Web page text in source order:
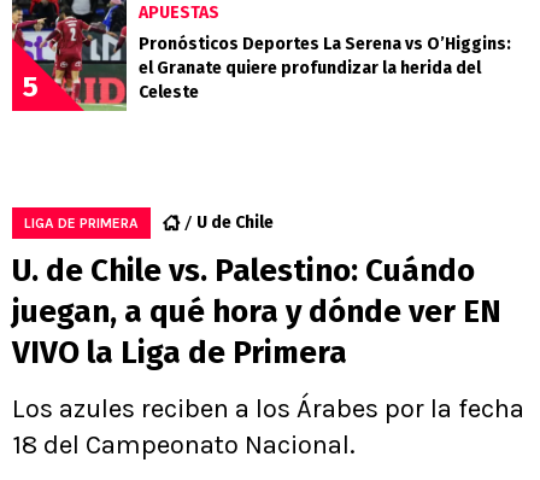
5
APUESTAS
Pronósticos Deportes La Serena vs O’Higgins:
el Granate quiere profundizar la herida del
Celeste
LIGA DE PRIMERA U de Chile
U. de Chile vs. Palestino: Cuándo
juegan, a qué hora y dónde ver EN
VIVO la Liga de Primera
Los azules reciben a los Árabes por la fecha
18 del Campeonato Nacional.